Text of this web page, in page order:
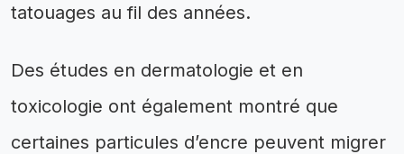
tatouages au fil des années.
Des études en dermatologie et en
toxicologie ont également montré que
certaines particules d’encre peuvent migrer